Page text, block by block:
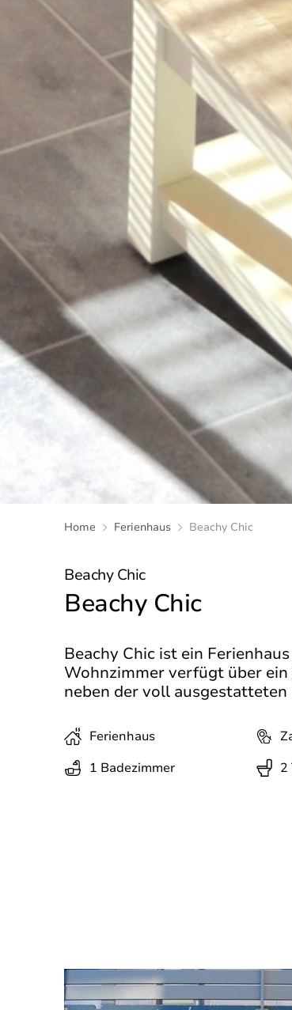
Home Ferienhaus Beachy Chic
Beachy Chic
Beachy Chic
Beachy Chic ist ein
Wohnzimmer verfügt über ein
neben der voll
Ferienhaus
1 Badezimmer
2